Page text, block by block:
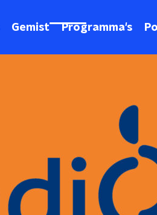
Gemist Programma's